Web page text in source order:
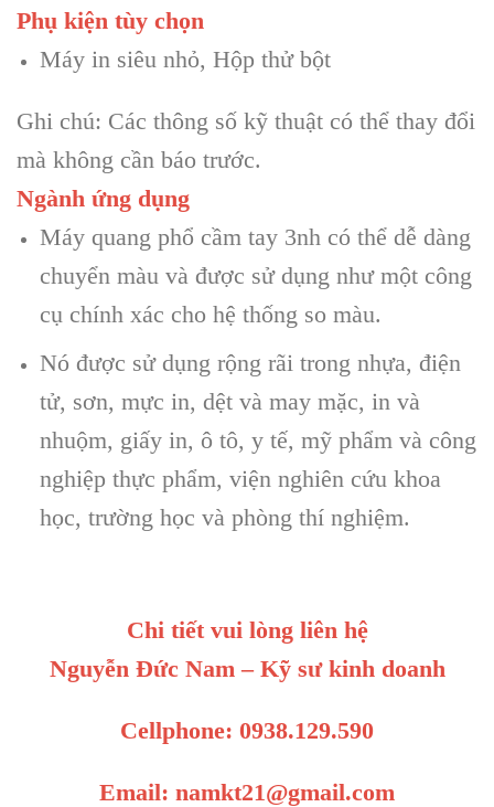
Phụ kiện tùy chọn
Máy in siêu nhỏ, Hộp thử bột
Ghi chú: Các thông số kỹ thuật có thể thay đổi
mà không cần báo trước.
Ngành ứng dụng
Máy quang phổ cầm tay 3nh có thể dễ dàng
chuyển màu và được sử dụng như một công
cụ chính xác cho hệ thống so màu.
Nó được sử dụng rộng rãi trong nhựa, điện
tử, sơn, mực in, dệt và may mặc, in và
nhuộm, giấy in, ô tô, y tế, mỹ phẩm và công
nghiệp thực phẩm, viện nghiên cứu khoa
học, trường học và phòng thí nghiệm.
Chi tiết vui lòng liên hệ
Nguyễn Đức Nam – Kỹ sư kinh doanh
Cellphone: 0938.129.590
Email: namkt21@gmail.com